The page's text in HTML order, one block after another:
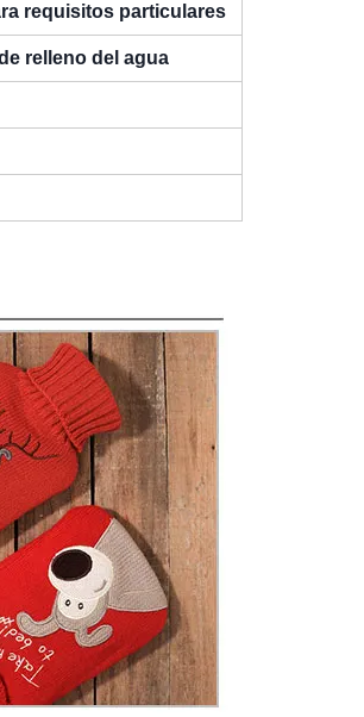
requisitos particulares
relleno del agua